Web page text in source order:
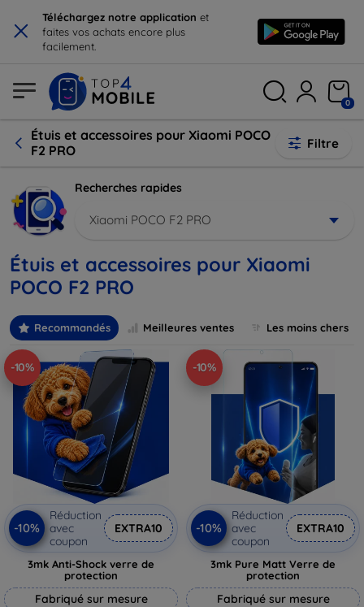
× Téléchargez notre application et
faites vos achats encore plus
facilement.
0
Étuis et accessoires pour Xiaomi POCO
F2 PRO
Filtre
Recherches rapides
Xiaomi POCO F2 PRO
Étuis et accessoires pour Xiaomi
POCO F2 PRO
Recommandés Meilleures ventes Les moins chers
-10%
-10%
Réduction
avec
coupon
EXTRA10
3mk Anti-Shock verre de
protection
Fabriqué sur mesure
-10%
-10%
Réduction
avec
coupon
EXTRA10
3mk Pure Matt Verre de
protection
Fabriqué sur mesure